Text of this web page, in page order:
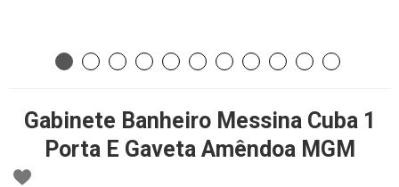
Gabinete Banheiro Messina Cuba 1
Porta E Gaveta Amêndoa MGM